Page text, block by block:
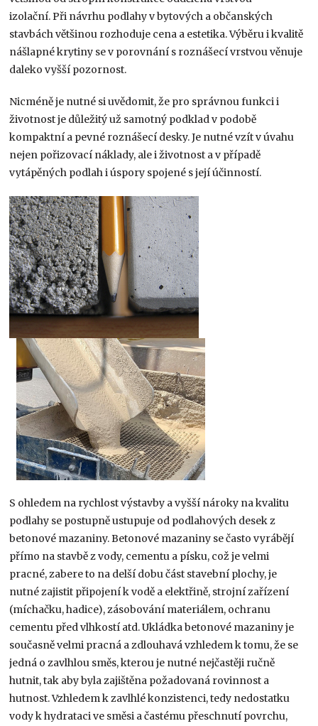
izolační. Při návrhu podlahy v bytových a občanských
stavbách většinou rozhoduje cena a estetika. Výběru i kvalitě
nášlapné krytiny se v porovnání s roznášecí vrstvou věnuje
daleko vyšší pozornost.
Nicméně je nutné si uvědomit, že pro správnou funkci i
životnost je důležitý už samotný podklad v podobě
kompaktní a pevné roznášecí desky. Je nutné vzít v úvahu
nejen pořizovací náklady, ale i životnost a v případě
vytápěných podlah i úspory spojené s její účinností.
S ohledem na rychlost výstavby a vyšší nároky na kvalitu
podlahy se postupně ustupuje od podlahových desek z
betonové mazaniny. Betonové mazaniny se často vyrábějí
přímo na stavbě z vody, cementu a písku, což je velmi
pracné, zabere to na delší dobu část stavební plochy, je
nutné zajistit připojení k vodě a elektřině, strojní zařízení
(míchačku, hadice), zásobování materiálem, ochranu
cementu před vlhkostí atd. Ukládka betonové mazaniny je
současně velmi pracná a zdlouhavá vzhledem k tomu, že se
jedná o zavlhlou směs, kterou je nutné nejčastěji ručně
hutnit, tak aby byla zajištěna požadovaná rovinnost a
hutnost. Vzhledem k zavlhlé konzistenci, tedy nedostatku
vody k hydrataci ve směsi a častému přeschnutí povrchu,